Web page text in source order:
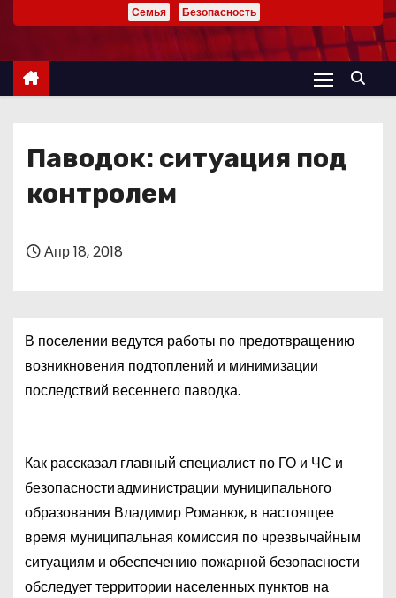
ж
Семья
Безопасность
Паводок: ситуация под
контролем
Апр 18, 2018
В поселении ведутся работы по предотвращению
возникновения подтоплений и минимизации
последствий весеннего паводка.
Как рассказал главный специалист по ГО и ЧС и
безопасности администрации муниципального
образования Владимир Романюк, в настоящее
время муниципальная комиссия по чрезвычайным
ситуациям и обеспечению пожарной безопасности
обследует территории населенных пунктов на